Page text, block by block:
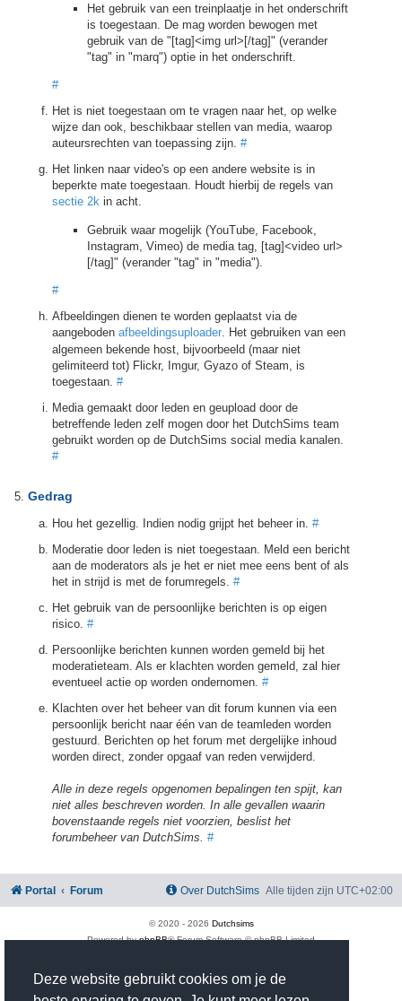
Deze website gebruikt cookies om je de
Het gebruik van een treinplaatje in het onderschrift
is toegestaan. De mag worden bewogen met
gebruik van de "[tag]<img url>[/tag]" (verander
"tag" in "marq") optie in het onderschrift.
#
Het is niet toegestaan om te vragen naar het, op welke
wijze dan ook, beschikbaar stellen van media, waarop
auteursrechten van toepassing zijn. #
Het linken naar video's op een andere website is in
beperkte mate toegestaan. Houdt hierbij de regels van
sectie 2k in acht.
Gebruik waar mogelijk (YouTube, Facebook,
Instagram, Vimeo) de media tag, [tag]<video url>
[/tag]" (verander "tag" in "media").
#
Afbeeldingen dienen te worden geplaatst via de
aangeboden afbeeldingsuploader. Het gebruiken van een
algemeen bekende host, bijvoorbeeld (maar niet
gelimiteerd tot) Flickr, Imgur, Gyazo of Steam, is
toegestaan. #
Media gemaakt door leden en geupload door de
betreffende leden zelf mogen door het DutchSims team
gebruikt worden op de DutchSims social media kanalen.
#
Gedrag
Hou het gezellig. Indien nodig grijpt het beheer in. #
Moderatie door leden is niet toegestaan. Meld een bericht
aan de moderators als je het er niet mee eens bent of als
het in strijd is met de forumregels. #
Het gebruik van de persoonlijke berichten is op eigen
risico. #
Persoonlijke berichten kunnen worden gemeld bij het
moderatieteam. Als er klachten worden gemeld, zal hier
eventueel actie op worden ondernomen. #
Klachten over het beheer van dit forum kunnen via een
persoonlijk bericht naar één van de teamleden worden
gestuurd. Berichten op het forum met dergelijke inhoud
worden direct, zonder opgaaf van reden verwijderd.
Alle in deze regels opgenomen bepalingen ten spijt, kan
niet alles beschreven worden. In alle gevallen waarin
bovenstaande regels niet voorzien, beslist het
forumbeheer van DutchSims. #
Portal Forum Alle tijden zijn UTC+02:00
Over DutchSims
© 2020 - 2026 Dutchsims
Powered byphpBB® Forum Software © phpBB Limited
phpBB Two Factor Authentication ©
paul999
Gebruikersvoorwaarden